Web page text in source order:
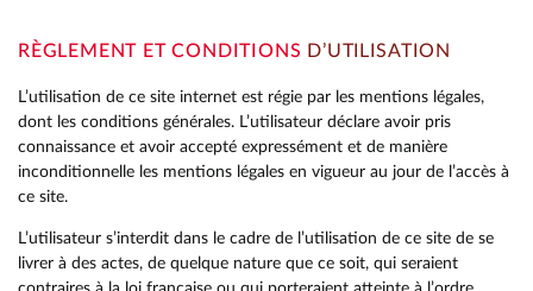
RÈGLEMENT ET CONDITIONS D’UTILISATION
L’utilisation de ce site internet est régie par les mentions légales,
dont les conditions générales. L’utilisateur déclare avoir pris
connaissance et avoir accepté expressément et de manière
inconditionnelle les mentions légales en vigueur au jour de l’accès à
ce site.
L’utilisateur s’interdit dans le cadre de l’utilisation de ce site de se
livrer à des actes, de quelque nature que ce soit, qui seraient